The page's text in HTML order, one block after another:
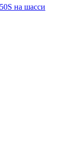
на шасси